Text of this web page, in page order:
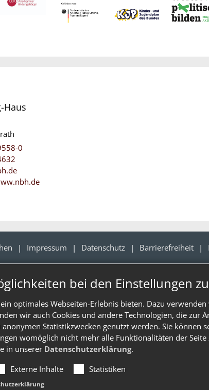
bei den Einstellungen
optimales Webseiten-Erlebnis bieten. Dazu
wir auch Cookies und andere Technologien, die zur
anonymen Statistikzwecken genutzt werden. Sie können
womöglich nicht mehr alle Funktionalitäten der
in unserer Datenschutzerklärung.
Externe Inhalte Statistiken
Haus
0
Impressum Datenschutz Barrierefreiheit